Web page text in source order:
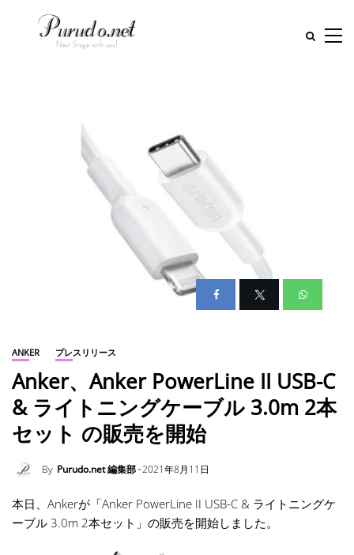
ANKER プレスリリース
Anker、Anker PowerLine II USB-C
& ライトニングケーブル 3.0m 2本
セット の販売を開始
By Purudo.net 編集部 2021年8月11日
本日、Ankerが「Anker PowerLine II USB-C & ライトニングケ
ーブル 3.0m 2本セット」の販売を開始しました。